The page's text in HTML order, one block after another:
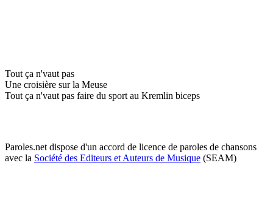
Tout ça n'vaut pas
Une croisière sur la Meuse
Tout ça n'vaut pas faire du sport au Kremlin biceps
Paroles.net dispose d'un accord de licence de paroles de chansons
avec la Société des Editeurs et Auteurs de Musique (SEAM)